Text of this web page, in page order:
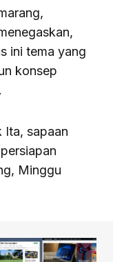
ini tema yang
konsep
Ita, sapaan
Minggu